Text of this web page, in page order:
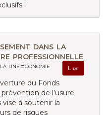
!
dans la
professionnelle
Lire
uneEconomie
du Fonds
de l’usure
à soutenir la
de risques